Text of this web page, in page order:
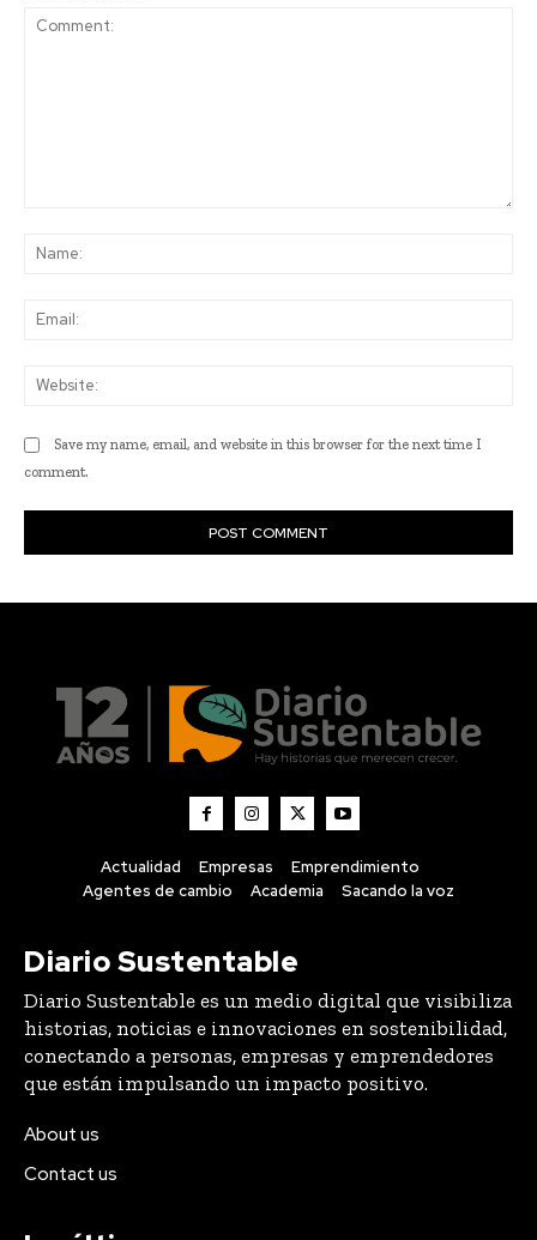
Actualidad Empresas
Emprendimiento
Agentes de cambio
Academia Sacando la voz
Diario Sustentable
Diario Sustentable es un medio digital que visibiliza
historias, noticias e innovaciones en sostenibilidad,
conectando a personas, empresas y emprendedores
que están impulsando un impacto positivo.
About us
Contact us